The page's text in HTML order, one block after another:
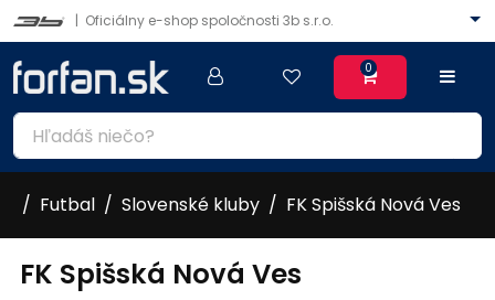
| Oficiálny e-shop spoločnosti 3b s.r.o.
0
Futbal Slovenské kluby FK Spišská Nová Ves
FK Spišská Nová Ves